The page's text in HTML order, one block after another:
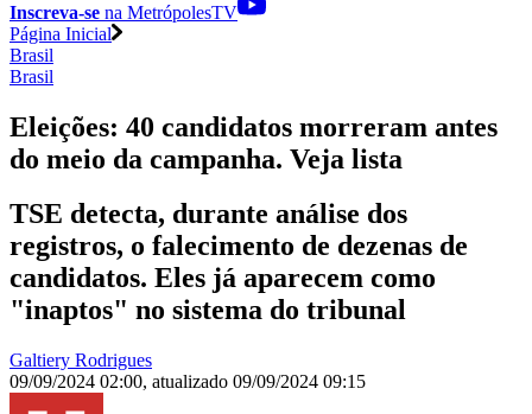
Inscreva-se na MetrópolesTV
Página Inicial
Brasil
Brasil
Eleições: 40 candidatos morreram antes
do meio da campanha. Veja lista
TSE detecta, durante análise dos
registros, o falecimento de dezenas de
candidatos. Eles já aparecem como
"inaptos" no sistema do tribunal
Galtiery Rodrigues
09/09/2024 02:00, atualizado 09/09/2024 09:15